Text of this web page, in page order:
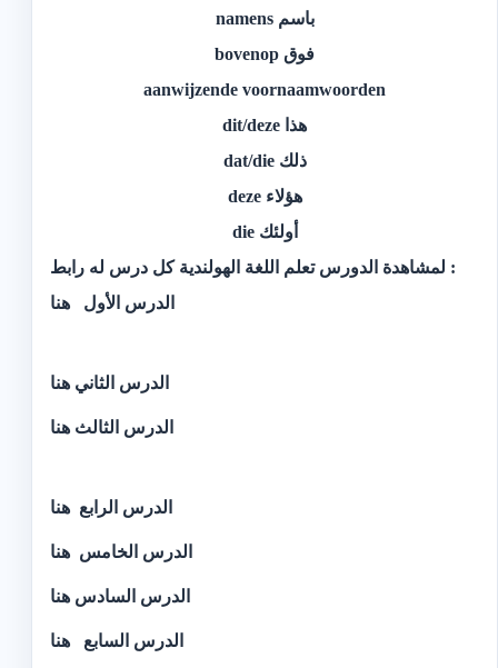
باسم namens
فوق bovenop
aanwijzende voornaamwoorden
هذا dit/deze
ذلك dat/die
هؤلاء deze
أولئك die
لمشاهدة الدورس تعلم اللغة الهولندية كل درس له رابط :
الدرس الأول هنا
الدرس الثاني هنا
الدرس الثالث هنا
الدرس الرابع هنا
الدرس الخامس هنا
الدرس السادس هنا
الدرس السابع هنا